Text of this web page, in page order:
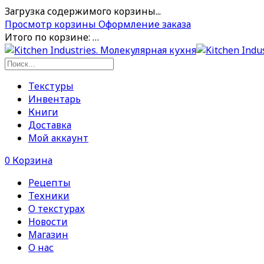
Загрузка содержимого корзины...
Просмотр корзины Оформление заказа
Итого по корзине: …
Текстуры
Инвентарь
Книги
Доставка
Мой аккаунт
0 Корзина
Рецепты
Техники
О текстурах
Новости
Магазин
О нас